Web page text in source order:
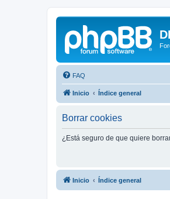
FAQ
Inicio Índice general
Borrar cookies
¿Está seguro de que quiere
Inicio Índice general